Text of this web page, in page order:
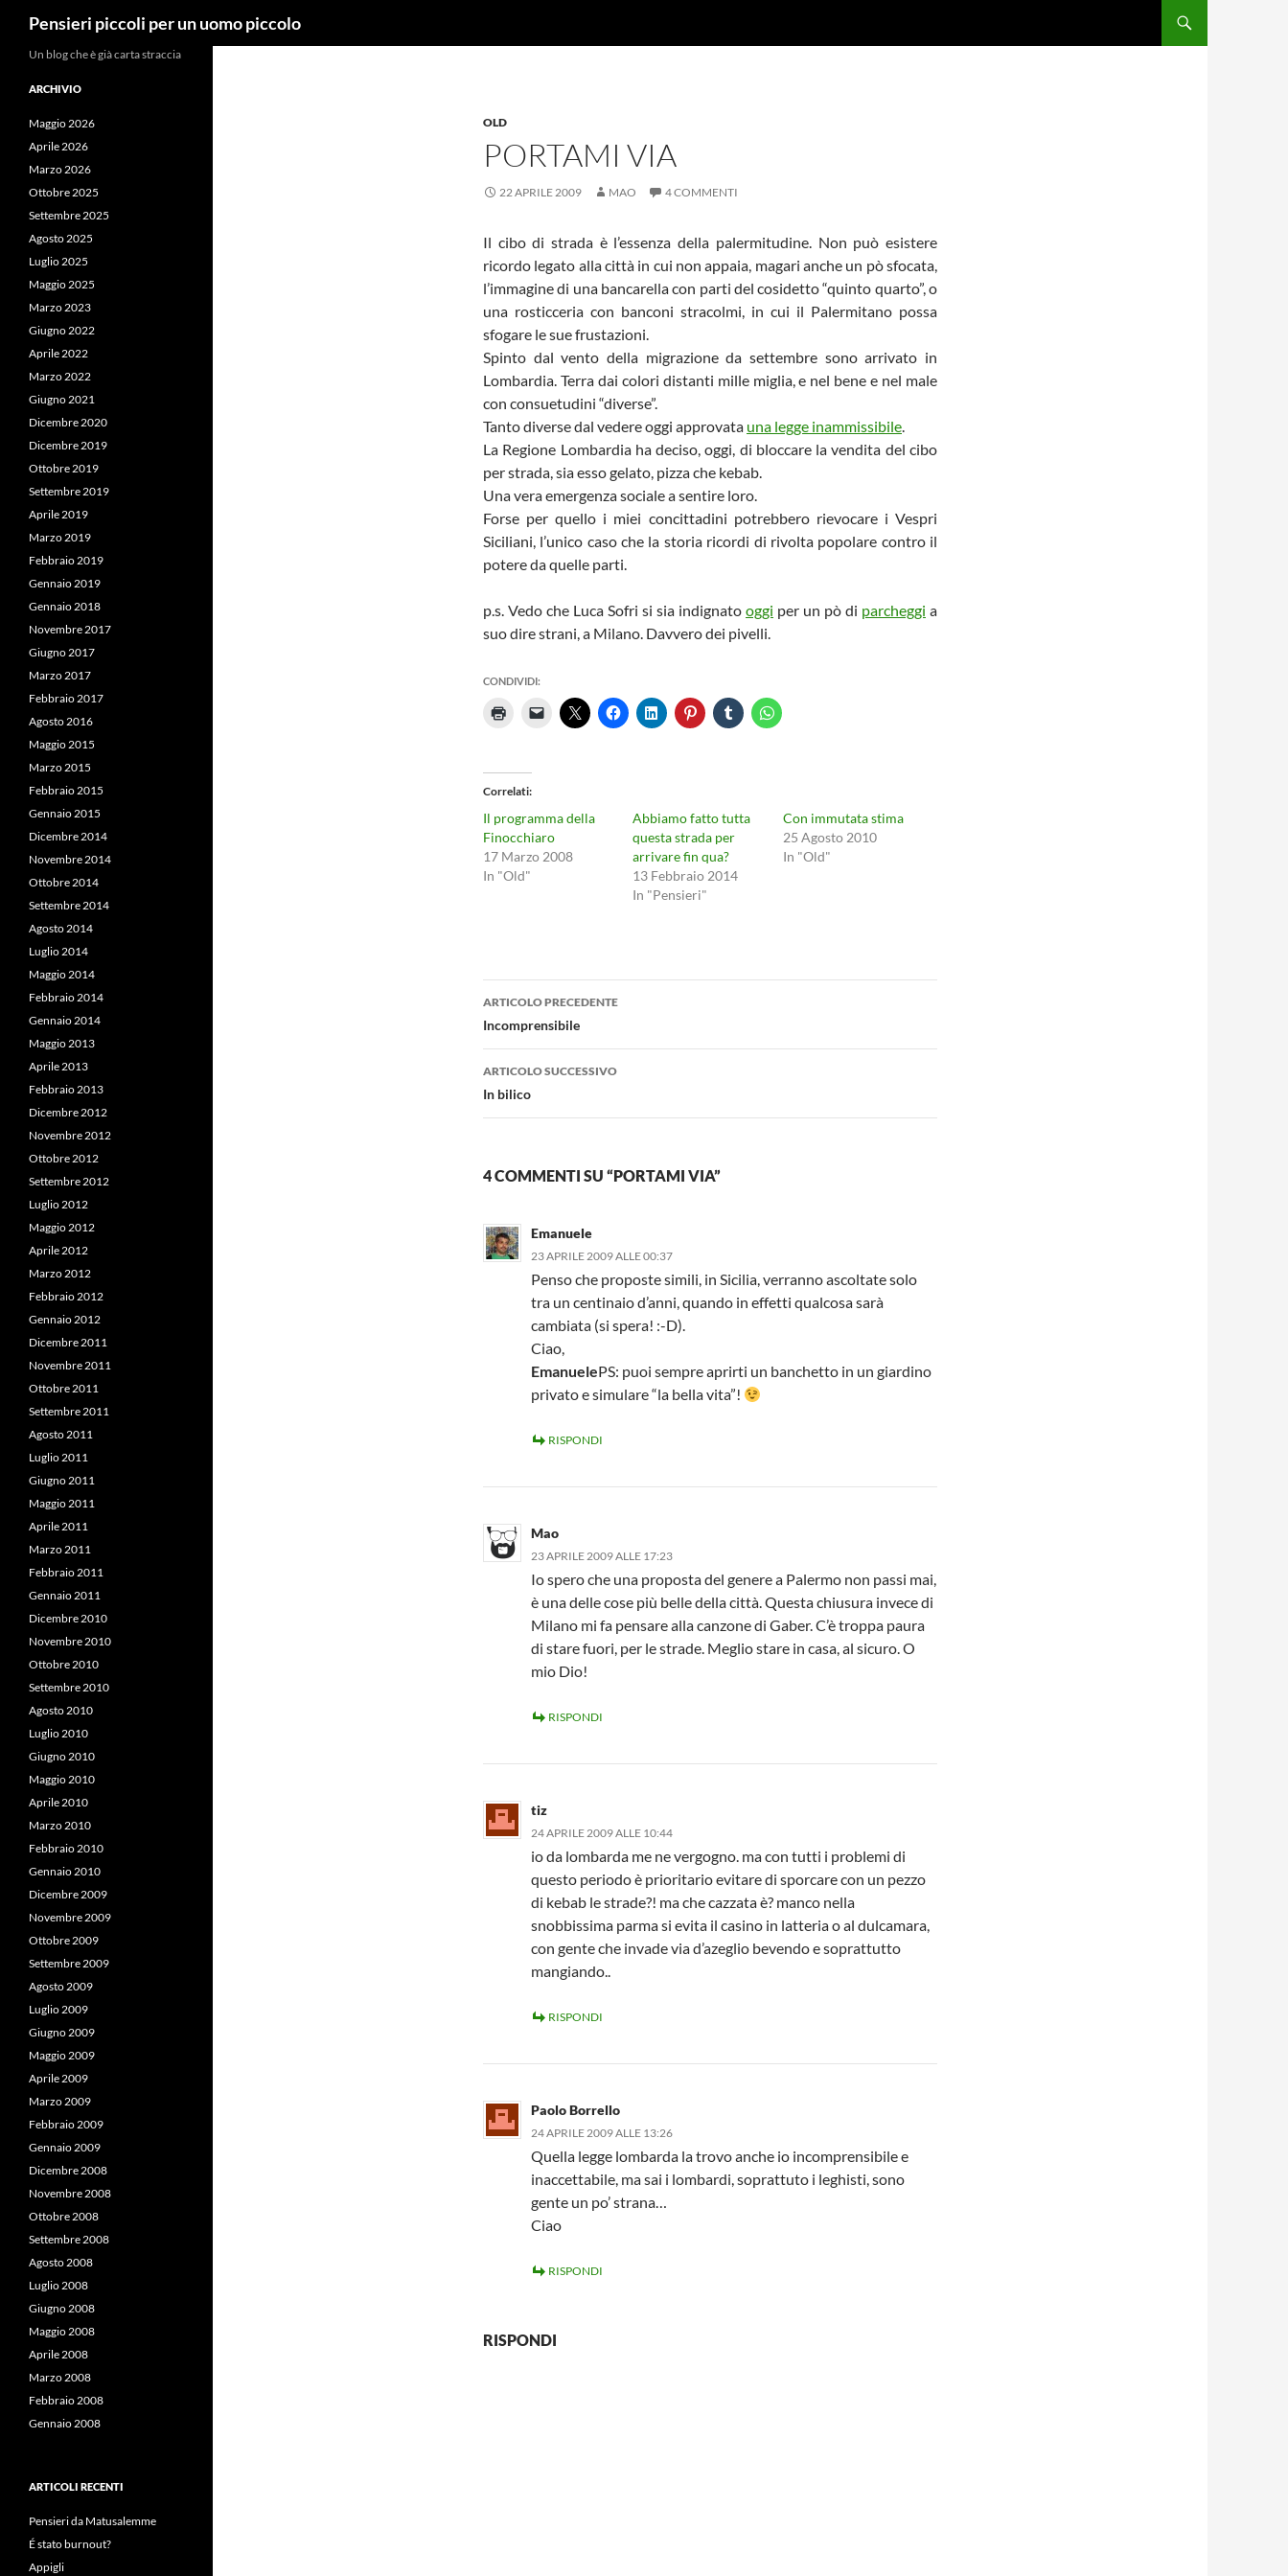
Pensieri piccoli per un uomo piccolo
OLD
PORTAMI VIA
22 APRILE 2009 MAO 4 COMMENTI
Il cibo di strada è l’essenza della palermitudine. Non può esistere
ricordo legato alla città in cui non appaia, magari anche un pò sfocata,
l’immagine di una bancarella con parti del cosidetto “quinto quarto”, o
una rosticceria con banconi stracolmi, in cui il Palermitano possa
sfogare le sue frustazioni.
Spinto dal vento della migrazione da settembre sono arrivato in
Lombardia. Terra dai colori distanti mille miglia, e nel bene e nel male
con consuetudini “diverse”.
Tanto diverse dal vedere oggi approvata una legge inammissibile.
La Regione Lombardia ha deciso, oggi, di bloccare la vendita del cibo
per strada, sia esso gelato, pizza che kebab.
Una vera emergenza sociale a sentire loro.
Forse per quello i miei concittadini potrebbero rievocare i Vespri
Siciliani, l’unico caso che la storia ricordi di rivolta popolare contro il
potere da quelle parti.
p.s. Vedo che Luca Sofri si sia indignato oggi per un pò di parcheggi a
suo dire strani, a Milano. Davvero dei pivelli.
CONDIVIDI:
Correlati
Il programma della
Finocchiaro
17 Marzo 2008
In "Old"
Abbiamo fatto tutta
questa strada per
arrivare fin qua?
13 Febbraio 2014
In "Pensieri"
Con immutata stima
25 Agosto 2010
In "Old"
Navigazione
articolo
ARTICOLO PRECEDENTE
Incomprensibile
ARTICOLO SUCCESSIVO
In bilico
4 COMMENTI SU “PORTAMI VIA”
Emanuele
23 APRILE 2009 ALLE 00:37
Penso che proposte simili, in Sicilia, verranno ascoltate solo
tra un centinaio d’anni, quando in effetti qualcosa sarà
cambiata (si spera! :-D).
Ciao,
EmanuelePS: puoi sempre aprirti un banchetto in un giardino
privato e simulare “la bella vita”!
RISPONDI
Mao
23 APRILE 2009 ALLE 17:23
Io spero che una proposta del genere a Palermo non passi mai,
è una delle cose più belle della città. Questa chiusura invece di
Milano mi fa pensare alla canzone di Gaber. C’è troppa paura
di stare fuori, per le strade. Meglio stare in casa, al sicuro. O
mio Dio!
RISPONDI
tiz
24 APRILE 2009 ALLE 10:44
io da lombarda me ne vergogno. ma con tutti i problemi di
questo periodo è prioritario evitare di sporcare con un pezzo
di kebab le strade?! ma che cazzata è? manco nella
snobbissima parma si evita il casino in latteria o al dulcamara,
con gente che invade via d’azeglio bevendo e soprattutto
mangiando..
RISPONDI
Paolo Borrello
24 APRILE 2009 ALLE 13:26
Quella legge lombarda la trovo anche io incomprensibile e
inaccettabile, ma sai i lombardi, soprattuto i leghisti, sono
gente un po’ strana…
Ciao
RISPONDI
RISPONDI
Un blog che è già carta straccia
ARCHIVIO
Maggio 2026
Aprile 2026
Marzo 2026
Ottobre 2025
Settembre 2025
Agosto 2025
Luglio 2025
Maggio 2025
Marzo 2023
Giugno 2022
Aprile 2022
Marzo 2022
Giugno 2021
Dicembre 2020
Dicembre 2019
Ottobre 2019
Settembre 2019
Aprile 2019
Marzo 2019
Febbraio 2019
Gennaio 2019
Gennaio 2018
Novembre 2017
Giugno 2017
Marzo 2017
Febbraio 2017
Agosto 2016
Maggio 2015
Marzo 2015
Febbraio 2015
Gennaio 2015
Dicembre 2014
Novembre 2014
Ottobre 2014
Settembre 2014
Agosto 2014
Luglio 2014
Maggio 2014
Febbraio 2014
Gennaio 2014
Maggio 2013
Aprile 2013
Febbraio 2013
Dicembre 2012
Novembre 2012
Ottobre 2012
Settembre 2012
Luglio 2012
Maggio 2012
Aprile 2012
Marzo 2012
Febbraio 2012
Gennaio 2012
Dicembre 2011
Novembre 2011
Ottobre 2011
Settembre 2011
Agosto 2011
Luglio 2011
Giugno 2011
Maggio 2011
Aprile 2011
Marzo 2011
Febbraio 2011
Gennaio 2011
Dicembre 2010
Novembre 2010
Ottobre 2010
Settembre 2010
Agosto 2010
Luglio 2010
Giugno 2010
Maggio 2010
Aprile 2010
Marzo 2010
Febbraio 2010
Gennaio 2010
Dicembre 2009
Novembre 2009
Ottobre 2009
Settembre 2009
Agosto 2009
Luglio 2009
Giugno 2009
Maggio 2009
Aprile 2009
Marzo 2009
Febbraio 2009
Gennaio 2009
Dicembre 2008
Novembre 2008
Ottobre 2008
Settembre 2008
Agosto 2008
Luglio 2008
Giugno 2008
Maggio 2008
Aprile 2008
Marzo 2008
Febbraio 2008
Gennaio 2008
ARTICOLI RECENTI
Pensieri da Matusalemme
É stato burnout?
Appigli